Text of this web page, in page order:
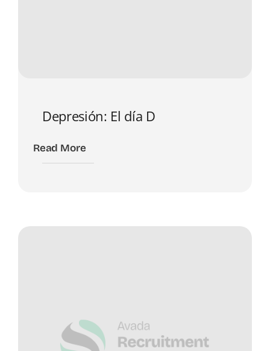
Depresión: El día D
Read More